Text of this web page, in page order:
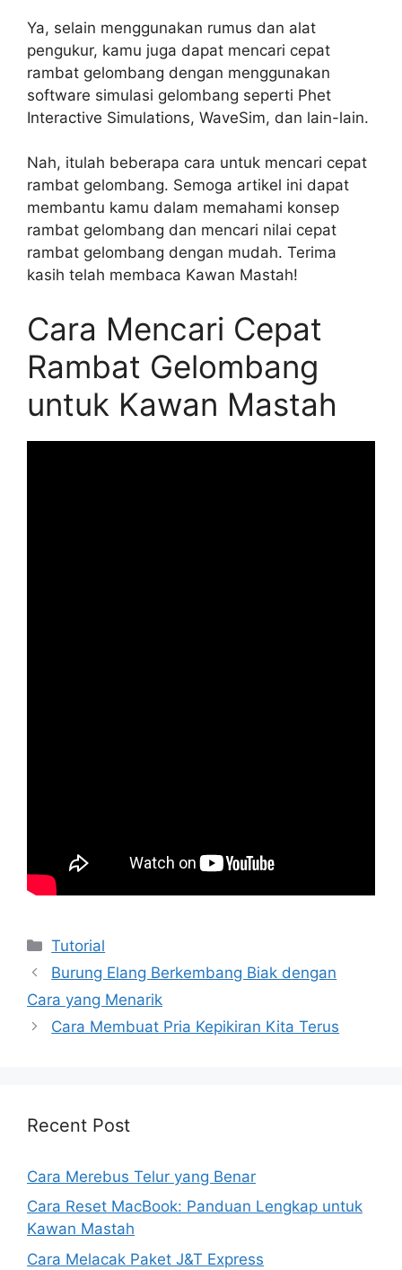
Ya, selain menggunakan rumus dan alat
pengukur, kamu juga dapat mencari cepat
rambat gelombang dengan menggunakan
software simulasi gelombang seperti Phet
Interactive Simulations, WaveSim, dan lain-lain.
Nah, itulah beberapa cara untuk mencari cepat
rambat gelombang. Semoga artikel ini dapat
membantu kamu dalam memahami konsep
rambat gelombang dan mencari nilai cepat
rambat gelombang dengan mudah. Terima
kasih telah membaca Kawan Mastah!
Cara Mencari Cepat
Rambat Gelombang
untuk Kawan Mastah
Kategori
Tutorial
Burung Elang Berkembang Biak dengan
Cara yang Menarik
Cara Membuat Pria Kepikiran Kita Terus
Recent Post
Cara Merebus Telur yang Benar
Cara Reset MacBook: Panduan Lengkap untuk
Kawan Mastah
Cara Melacak Paket J&T Express